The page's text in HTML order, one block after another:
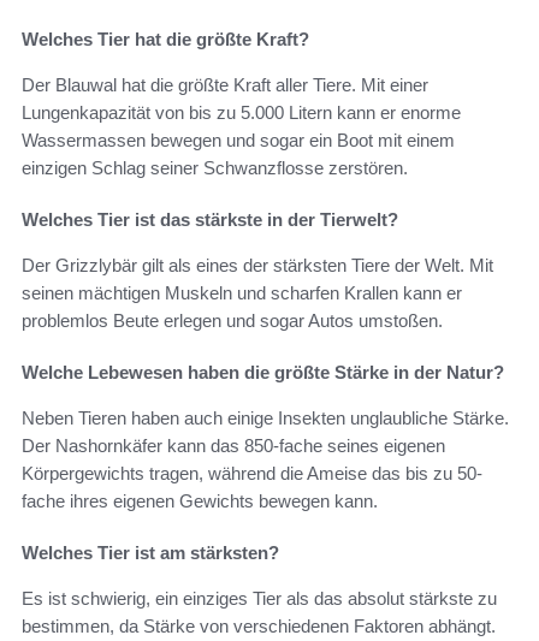
Welches Tier hat die größte Kraft?
Der Blauwal hat die größte Kraft aller Tiere. Mit einer
Lungenkapazität von bis zu 5.000 Litern kann er enorme
Wassermassen bewegen und sogar ein Boot mit einem
einzigen Schlag seiner Schwanzflosse zerstören.
Welches Tier ist das stärkste in der Tierwelt?
Der Grizzlybär gilt als eines der stärksten Tiere der Welt. Mit
seinen mächtigen Muskeln und scharfen Krallen kann er
problemlos Beute erlegen und sogar Autos umstoßen.
Welche Lebewesen haben die größte Stärke in der Natur?
Neben Tieren haben auch einige Insekten unglaubliche Stärke.
Der Nashornkäfer kann das 850-fache seines eigenen
Körpergewichts tragen, während die Ameise das bis zu 50-
fache ihres eigenen Gewichts bewegen kann.
Welches Tier ist am stärksten?
Es ist schwierig, ein einziges Tier als das absolut stärkste zu
bestimmen, da Stärke von verschiedenen Faktoren abhängt.